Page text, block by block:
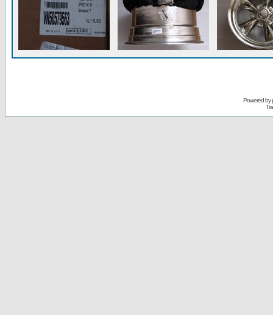
Powered by